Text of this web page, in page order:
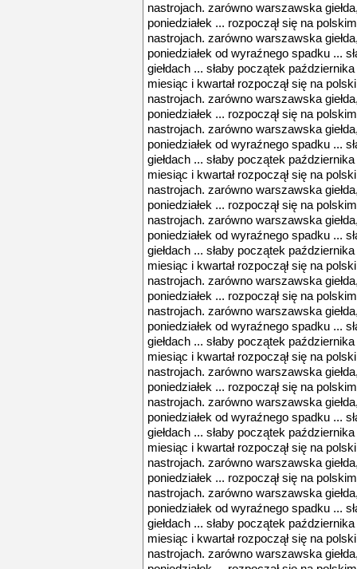
nastrojach. zarówno warszawska
poniedziałek ... rozpoczął się na
nastrojach. zarówno warszawska
poniedziałek od wyraźnego spadku ...
giełdach ... słaby początek
miesiąc i kwartał rozpoczął się na
nastrojach. zarówno warszawska
poniedziałek ... rozpoczął się na
nastrojach. zarówno warszawska
poniedziałek od wyraźnego spadku ...
giełdach ... słaby początek
miesiąc i kwartał rozpoczął się na
nastrojach. zarówno warszawska
poniedziałek ... rozpoczął się na
nastrojach. zarówno warszawska
poniedziałek od wyraźnego spadku ...
giełdach ... słaby początek
miesiąc i kwartał rozpoczął się na
nastrojach. zarówno warszawska
poniedziałek ... rozpoczął się na
nastrojach. zarówno warszawska
poniedziałek od wyraźnego spadku ...
giełdach ... słaby początek
miesiąc i kwartał rozpoczął się na
nastrojach. zarówno warszawska
poniedziałek ... rozpoczął się na
nastrojach. zarówno warszawska
poniedziałek od wyraźnego spadku ...
giełdach ... słaby początek
miesiąc i kwartał rozpoczął się na
nastrojach. zarówno warszawska
poniedziałek ... rozpoczął się na
nastrojach. zarówno warszawska
poniedziałek od wyraźnego spadku ...
giełdach ... słaby początek
miesiąc i kwartał rozpoczął się na
nastrojach. zarówno warszawska